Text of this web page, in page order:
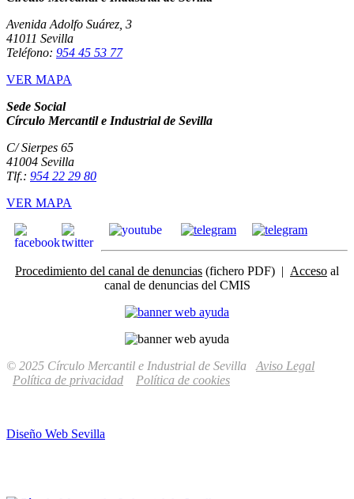
Avenida Adolfo Suárez, 3
41011 Sevilla
Teléfono: 954 45 53 77
VER MAPA
Sede Social
Círculo Mercantil e Industrial de Sevilla
C/ Sierpes 65
41004 Sevilla
Tlf.: 954 22 29 80
VER MAPA
Procedimiento del canal de denuncias (fichero PDF) | Acceso al
canal de denuncias del CMIS
© 2025 Círculo Mercantil e Industrial de Sevilla Aviso Legal
Política de privacidad
Política de cookies
Diseño Web Sevilla